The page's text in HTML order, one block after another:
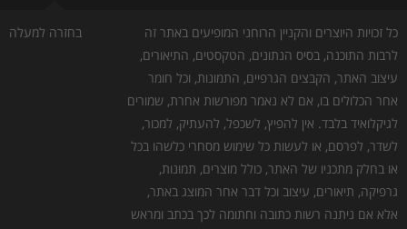
בחזרה למעלה
כל זכויות היוצרים והקניין הרוחני המופיעים באתר זה
לרבות התוכנה, בסיס הנתונים, הטקסטים, התיאורים,
עיצוב האתר, הקבצים הגרפיים, התמונות, וכל חומר
אחר הכלולים בו, אם לא נאמר מפורשות אחרת, שמורים
לגיקלואיד בלבד. אין להפיץ, לשכפל, להעתיק, למכור,
לשדר, לפרסם, או לעשות כל שימוש מסחרי כלשהו בכל
או בחלק מתכניו של האתר, כולל מוצרים, תמונות,
גרפיקה, תיאורים, עיצוב וכל דבר אחר המוצג באתר,
אלא אם ניתנה רשות כתובה וחתומה לכך בכתב ומראש